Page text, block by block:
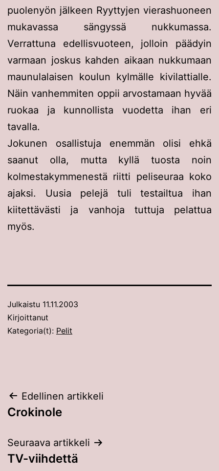
puolenyön jälkeen Ryyttyjen vierashuoneen
mukavassa sängyssä nukkumassa.
Verrattuna edellisvuoteen, jolloin päädyin
varmaan joskus kahden aikaan nukkumaan
maunulalaisen koulun kylmälle kivilattialle.
Näin vanhemmiten oppii arvostamaan hyvää
ruokaa ja kunnollista vuodetta ihan eri
tavalla.
Jokunen osallistuja enemmän olisi ehkä
saanut olla, mutta kyllä tuosta noin
kolmestakymmenestä riitti peliseuraa koko
ajaksi. Uusia pelejä tuli testailtua ihan
kiitettävästi ja vanhoja tuttuja pelattua
myös.
Julkaistu 11.11.2003
Kirjoittanut
Kategoria(t): Pelit
Artikkelien
selaus
Edellinen artikkeli
Crokinole
Seuraava artikkeli
TV-viihdettä